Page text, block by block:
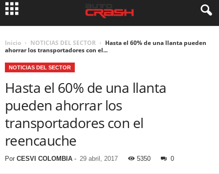
Inicio NOTICIAS DEL SECTOR
Hasta el 60% de una llanta pueden
ahorrar los transportadores con el...
NOTICIAS DEL SECTOR
Hasta el 60% de una llanta
pueden ahorrar los
transportadores con el
reencauche
Por CESVI COLOMBIA - 29 abril, 2017 5350 0